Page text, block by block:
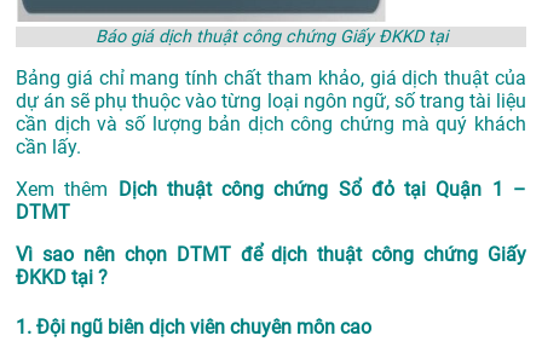
Báo giá dịch thuật công chứng Giấy ĐKKD tại
Bảng giá chỉ mang tính chất tham khảo, giá dịch thuật của
dự án sẽ phụ thuộc vào từng loại ngôn ngữ, số trang tài liệu
cần dịch và số lượng bản dịch công chứng mà quý khách
cần lấy.
Xem thêm
Dịch thuật công chứng Sổ đỏ tại Quận 1 –
DTMT
Vì sao nên chọn DTMT để dịch thuật công chứng Giấy
ĐKKD tại ?
1. Đội ngũ biên dịch viên chuyên môn cao